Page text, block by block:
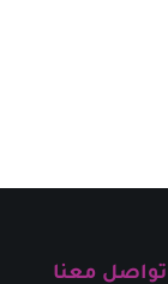
تواصل معنا